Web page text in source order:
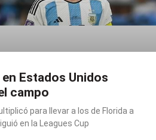
en Estados Unidos
campo
para llevar a los de Florida a
en la Leagues Cup